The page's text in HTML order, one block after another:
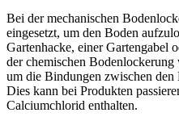
Bei der mechanischen
eingesetzt, um den Boden
Gartenhacke, einer Gartengabel
der chemischen
um die Bindungen zwischen
Dies kann bei Produkten
Calciumchlorid enthalten.